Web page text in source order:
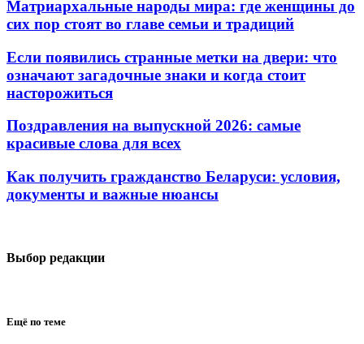
Матриархальные народы мира: где женщины до
сих пор стоят во главе семьи и традиций
Если появились странные метки на двери: что
означают загадочные знаки и когда стоит
насторожиться
Поздравления на выпускной 2026: самые
красивые слова для всех
Как получить гражданство Беларуси: условия,
документы и важные нюансы
Выбор редакции
Ещё по теме